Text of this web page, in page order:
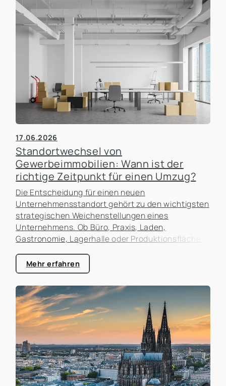
17.06.2026
Standortwechsel von
Gewerbeimmobilien: Wann ist der
richtige Zeitpunkt für einen Umzug?
Die Entscheidung für einen neuen
Unternehmensstandort gehört zu den wichtigsten
strategischen Weichenstellungen eines
Unternehmens. Ob Büro, Praxis, Laden,
Gastronomie, Lagerhalle oder Produktionsfläche:
Kosten, sondern auch die Erreichbarkeit für
Kunden, die Attraktivität als Arbeitgeber und die
zukünftigen Entwicklungsmöglichkeiten des
Unternehmens. In der Praxis erleben wir häufig,
dass Unternehmen zu lange an einem Standort
festhalten, obwohl sich die Rahmenbedingungen
längst verändert haben. Gleichzeitig werden
Umzüge manchmal überstürzt geplant, ohne die
tatsächlichen Auswirkungen ausreichend zu
analysieren.
Mehr erfahren